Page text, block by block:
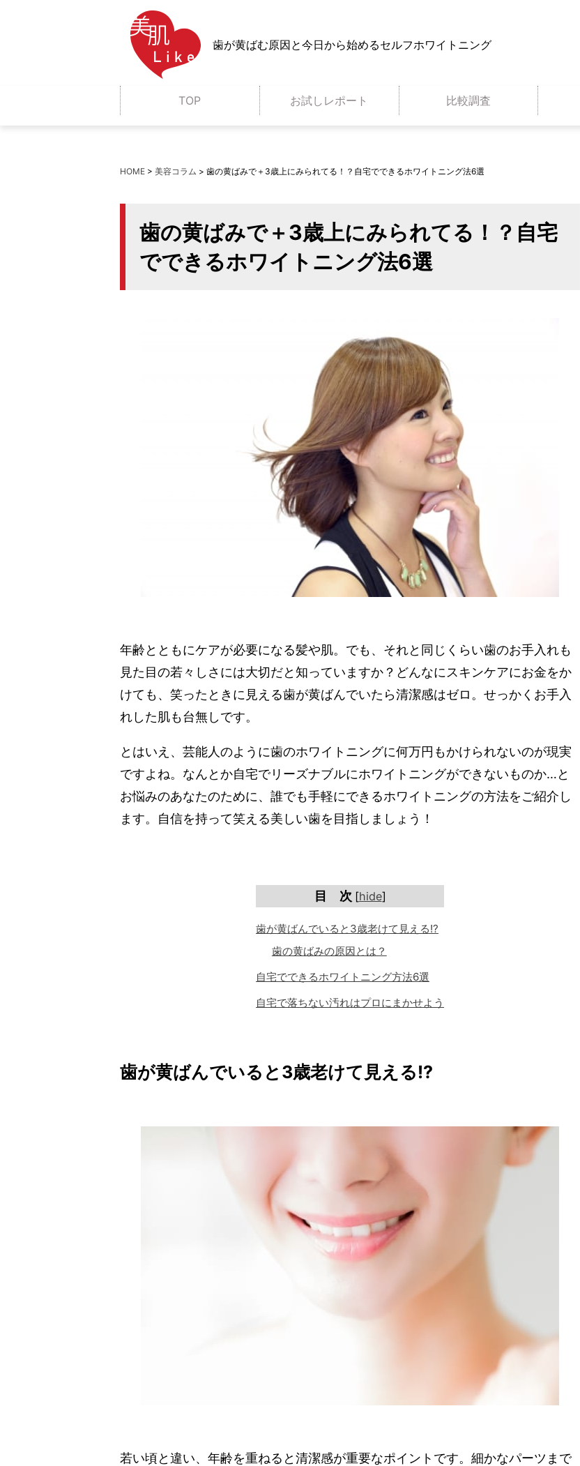
歯が黄ばむ原因と今日から始めるセルフホワイトニング
TOP お試しレポート 比較調査
乳液 美容液
シートマスク お試しセット
HOME > 美容コラム > 歯の黄ばみで＋3歳上にみられてる！？自宅でできるホワイトニング法6選
歯の黄ばみで＋3歳上にみられてる！？自宅
でできるホワイトニング法6選
年齢とともにケアが必要になる髪や肌。でも、それと同じくらい歯のお手入れも
見た目の若々しさには大切だと知っていますか？どんなにスキンケアにお金をか
けても、笑ったときに見える歯が黄ばんでいたら清潔感はゼロ。せっかくお手入
れした肌も台無しです。
とはいえ、芸能人のように歯のホワイトニングに何万円もかけられないのが現実
ですよね。なんとか自宅でリーズナブルにホワイトニングができないものか…と
お悩みのあなたのために、誰でも手軽にできるホワイトニングの方法をご紹介し
ます。自信を持って笑える美しい歯を目指しましょう！
目 次 [hide]
歯が黄ばんでいると3歳老けて見える!?
歯の黄ばみの原因とは？
自宅でできるホワイトニング方法6選
自宅で落ちない汚れはプロにまかせよう
歯が黄ばんでいると3歳老けて見える!?
若い頃と違い、年齢を重ねると清潔感が重要なポイントです。細かなパーツまで